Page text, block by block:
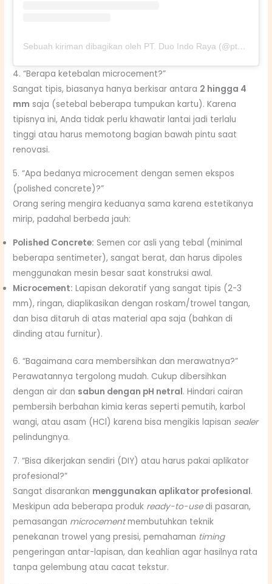
Sebuah kiriman dibagikan oleh PT. Duo Indo Raya (@ptduoindoraya)
4. “Berapa ketebalan microcement?”
Sangat tipis, biasanya hanya berkisar antara 2 hingga 4
mm saja (setebal beberapa tumpukan kartu). Karena
tipisnya ini, Anda tidak perlu khawatir lantai jadi terlalu
tinggi atau harus memotong bagian bawah pintu saat
renovasi.
5. “Apa bedanya microcement dengan semen ekspos
(polished concrete)?”
Orang sering mengira keduanya sama karena estetikanya
mirip, padahal berbeda jauh:
Polished Concrete: Semen cor asli yang tebal (minimal
beberapa sentimeter), sangat berat, dan harus dipoles
menggunakan mesin besar saat konstruksi awal.
Microcement: Lapisan dekoratif yang sangat tipis (2-3
mm), ringan, diaplikasikan dengan roskam/trowel tangan,
dan bisa ditaruh di atas material apa saja (bahkan di
dinding atau furnitur).
6. “Bagaimana cara membersihkan dan merawatnya?”
Perawatannya tergolong mudah. Cukup dibersihkan
dengan air dan sabun dengan pH netral. Hindari cairan
pembersih berbahan kimia keras seperti pemutih, karbol
wangi, atau asam (HCl) karena bisa mengikis lapisan sealer
pelindungnya.
7. “Bisa dikerjakan sendiri (DIY) atau harus pakai aplikator
profesional?”
Sangat disarankan menggunakan aplikator profesional.
Meskipun ada beberapa produk ready-to-usedi pasaran,
pemasangan microcementmembutuhkan teknik
penekanan trowel yang presisi, pemahaman timing
pengeringan antar-lapisan, dan keahlian agar hasilnya rata
tanpa gelembung atau cacat tekstur.